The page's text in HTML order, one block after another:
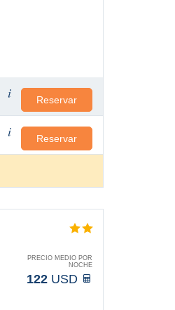
Reservar
Reservar
PRECIO MEDIO POR
NOCHE
122 USD